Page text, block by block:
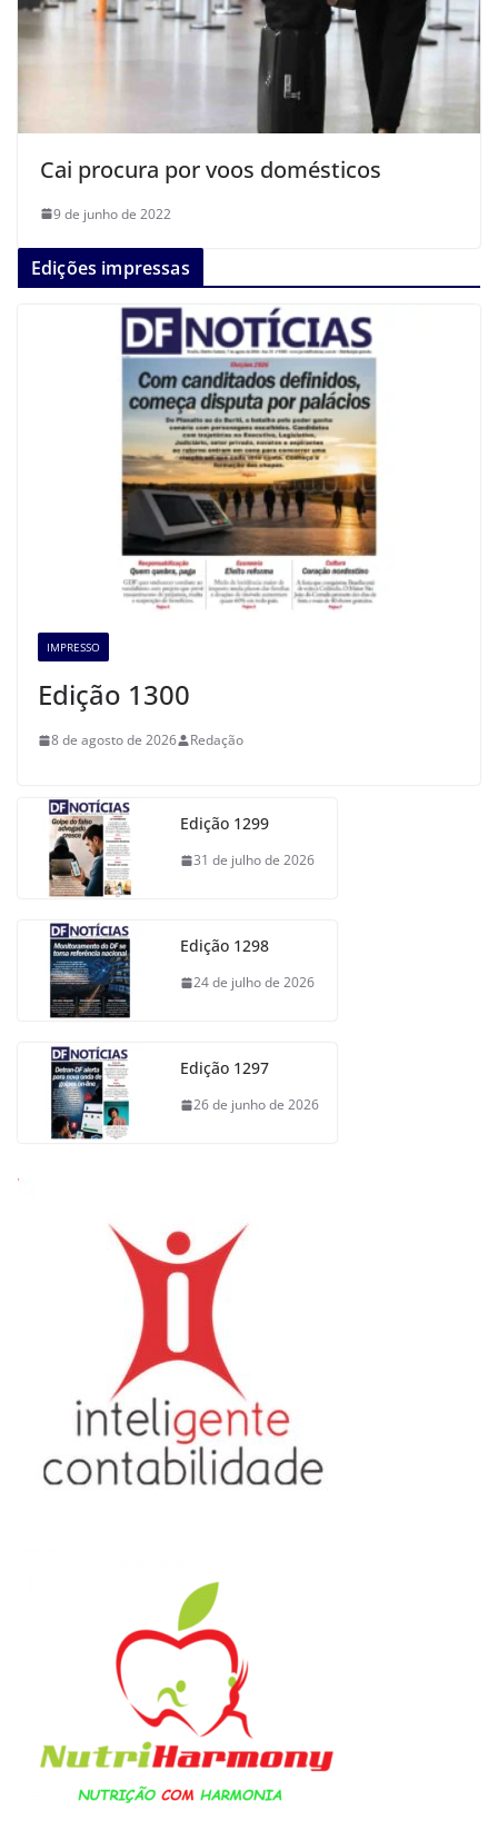
Cai procura por voos domésticos
9 de junho de 2022
Edições impressas
IMPRESSO
Edição 1300
8 de agosto de 2026 Redação
Edição 1299
31 de julho de 2026
Edição 1298
24 de julho de 2026
Edição 1297
26 de junho de 2026